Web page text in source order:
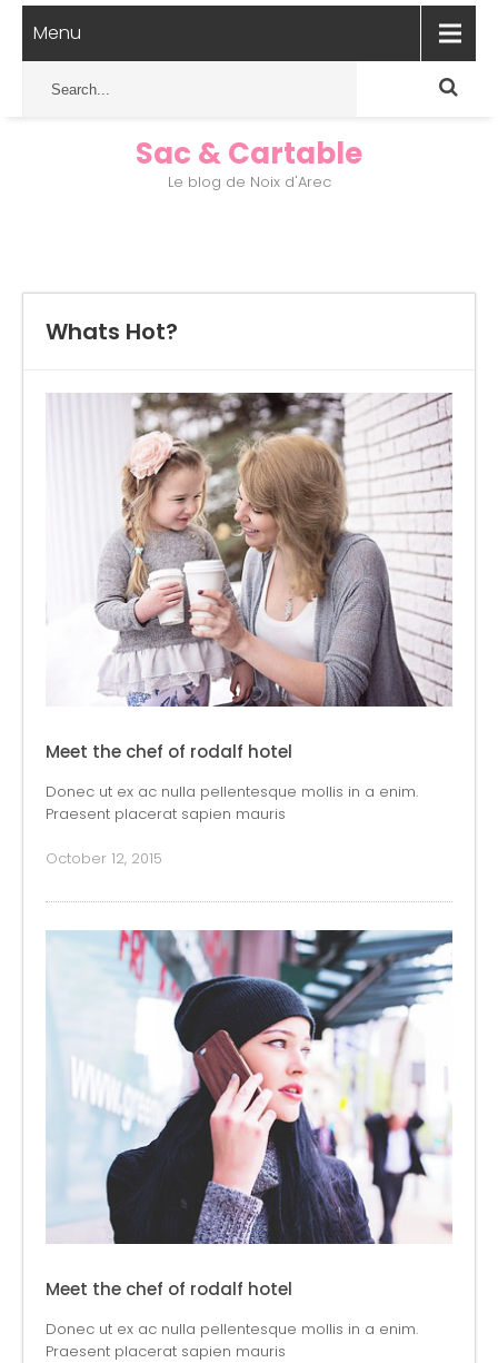
Menu
Sac & Cartable
Le blog de Noix d'Arec
Whats Hot?
Meet the chef of rodalf hotel
Donec ut ex ac nulla pellentesque mollis in a enim.
Praesent placerat sapien mauris
October 12, 2015
Meet the chef of rodalf hotel
Donec ut ex ac nulla pellentesque mollis in a enim.
Praesent placerat sapien mauris